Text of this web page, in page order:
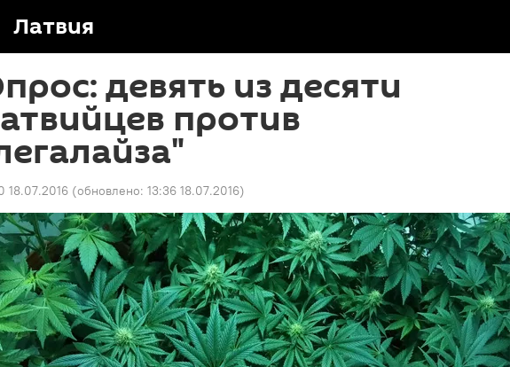
Латвия
девять из десяти
против
18.07.2016 (обновлено: 13:36 18.07.2016)